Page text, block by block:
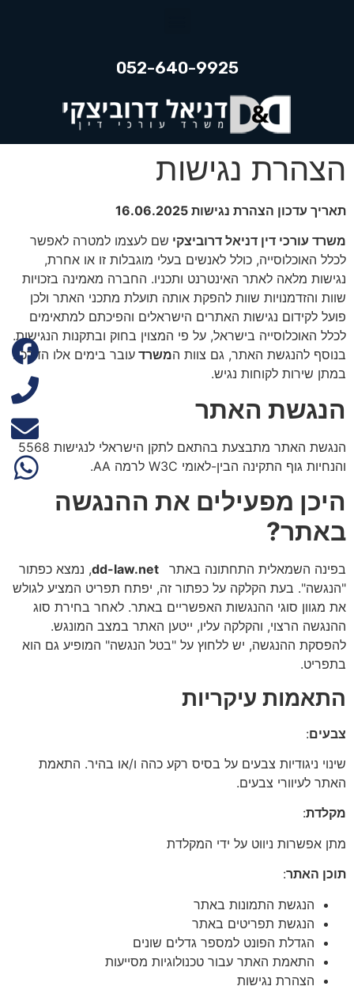
052-640-9925
הצהרת נגישות
תאריך עדכון הצהרת נגישות 16.06.2025
משרד עורכי דין דניאל דרוביצקי שם לעצמו למטרה לאפשר
לכלל האוכלוסייה, כולל לאנשים בעלי מוגבלות זו או אחרת,
נגישות מלאה לאתר האינטרנט ותכניו. החברה מאמינה בזכויות
שוות והזדמנויות שוות להפקת אותה תועלת מתכני האתר ולכן
פועל לקידום נגישות האתרים הישראלים והפיכתם למתאימים
לכלל האוכלוסייה בישראל, על פי המצוין בחוק ובתקנות הנגישות.
בנוסף להנגשת האתר, גם צוות המשרד עובר בימים אלו הדרכה
במתן שירות לקוחות נגיש.
הנגשת האתר
הנגשת האתר מתבצעת בהתאם לתקן הישראלי לנגישות 5568
והנחיות גוף התקינה הבין-לאומי W3C לרמה AA.
היכן מפעילים את ההנגשה
באתר?
בפינה השמאלית התחתונה באתר
, נמצא כפתור
"הנגשה". בעת הקלקה על כפתור זה, יפתח תפריט המציע לגולש
את מגוון סוגי ההנגשות האפשריים באתר. לאחר בחירת סוג
ההנגשה הרצוי, והקלקה עליו, ייטען האתר במצב המונגש.
להפסקת ההנגשה, יש ללחוץ על "בטל הנגשה" המופיע גם הוא
בתפריט.
התאמות עיקריות
צבעים:
שינוי ניגודיות צבעים על בסיס רקע כהה ו/או בהיר. התאמת
האתר לעיוורי צבעים.
מקלדת:
מתן אפשרות ניווט על ידי המקלדת
תוכן האתר:
הנגשת התמונות באתר
הנגשת תפריטים באתר
הגדלת הפונט למספר גדלים שונים
התאמת האתר עבור טכנולוגיות מסייעות
הצהרת נגישות